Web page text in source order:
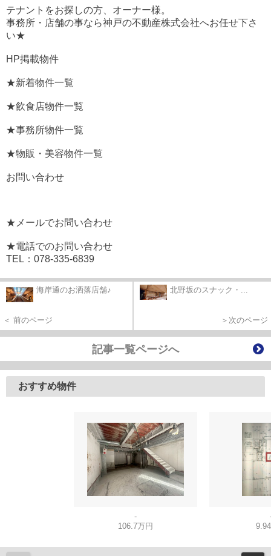
テナントをお探しの方、オーナー様。
事務所・店舗の事なら神戸の不動産株式会社へお任せ下さ
い★
HP掲載物件
★新着物件一覧
★飲食店物件一覧
★事務所物件一覧
★物販・美容物件一覧
お問い合わせ
★メールでお問い合わせ
★電話でのお問い合わせ
TEL：078-335-6839
海岸通のお洒落店舗♪
＜ 前のページ
北野坂のスナック・...
＞次のページ
記事一覧ページへ
おすすめ物件
-
106.7万円